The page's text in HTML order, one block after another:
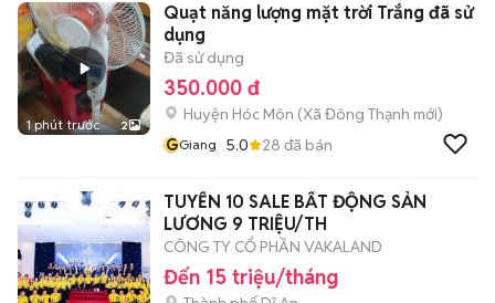
1 phút trước 2
Quạt năng lượng mặt trời Trắng đã sử
dụng
Đã sử dụng
350.000 đ
Huyện Hóc Môn (Xã Đông Thạnh mới)
GGiang 5.0 28 đã bán
TUYỂN 10 SALE BẤT ĐỘNG SẢN
LƯƠNG 9 TRIỆU/TH
CÔNG TY CỔ PHẦN VAKALAND
Đến 15 triệu/tháng